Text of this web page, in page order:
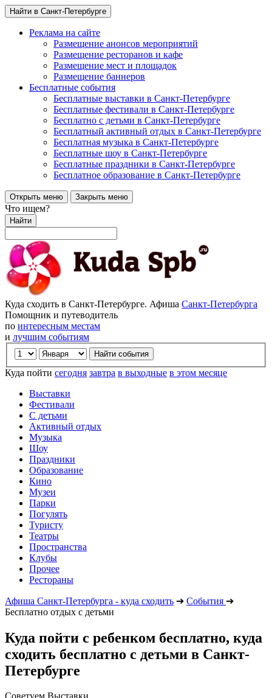
Найти в Санкт-Петербурге
Реклама на сайте
Размещение анонсов мероприятий
Размещение ресторанов и кафе
Размещение мест и площадок
Размещение баннеров
Бесплатные события
Бесплатные выставки в Санкт-Петербурге
Бесплатные фестивали в Санкт-Петербурге
Бесплатно с детьми в Санкт-Петербурге
Бесплатный активный отдых в Санкт-Петербурге
Бесплатная музыка в Санкт-Петербурге
Бесплатные шоу в Санкт-Петербурге
Бесплатные праздники в Санкт-Петербурге
Бесплатное образование в Санкт-Петербурге
Открыть меню Закрыть меню
Что ищем?
Найти
Куда сходить в Санкт-Петербурге. Афиша Санкт-Петербурга
Помощник и путеводитель
по интересным местам
и лучшим событиям
Куда пойти сегодня завтра в выходные в этом месяце
Выставки
Фестивали
С детьми
Активный отдых
Музыка
Шоу
Праздники
Образование
Кино
Музеи
Парки
Погулять
Туристу
Театры
Пространства
Клубы
Прочее
Рестораны
Афиша Санкт-Петербурга - куда сходить ➔ События ➔
Бесплатно отдых с детьми
Куда пойти с ребенком бесплатно, куда
сходить бесплатно с детьми в Санкт-
Петербурге